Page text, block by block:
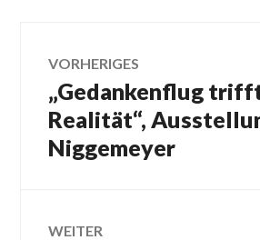
VORHERIGES
Vorheriger
Beitrag:
„Gedankenflug
Realität“,
Niggemeyer
WEITER